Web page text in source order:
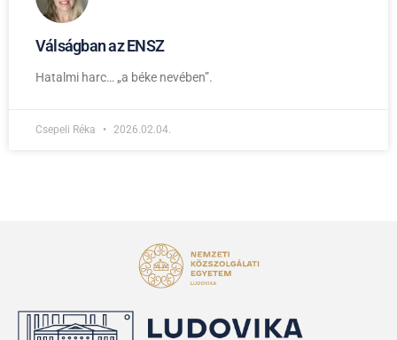
Válságban az ENSZ
Hatalmi harc… „a béke nevében”.
Csepeli Réka 2026.02.04.